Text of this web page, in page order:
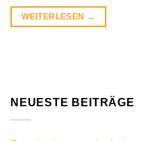
WEITERLESEN →
NEUESTE BEITRÄGE